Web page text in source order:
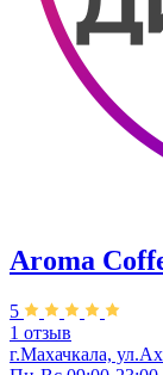
Aroma
5
1 отзыв
г.Махачкала,